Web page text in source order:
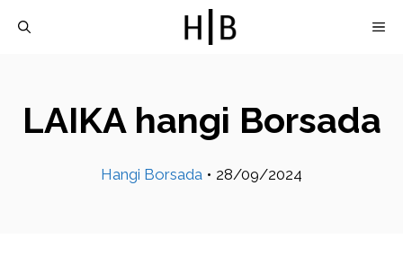
LAIKA hangi Borsada
Hangi Borsada • 28/09/2024